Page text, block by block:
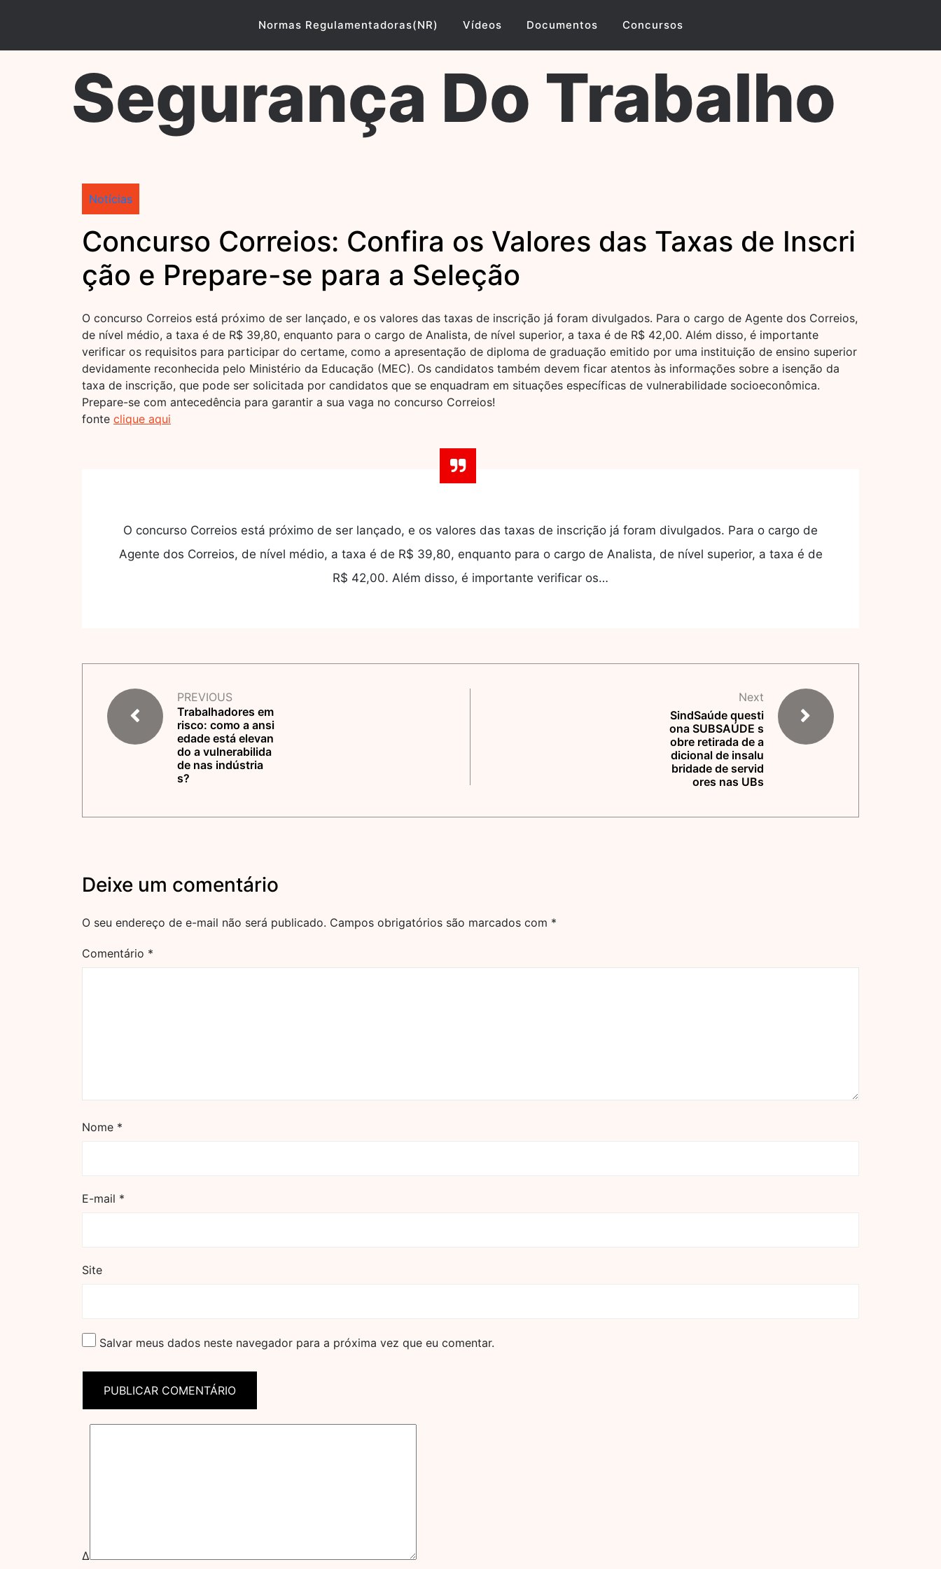
Normas Regulamentadoras(NR) Vídeos Documentos Concursos
Segurança Do Trabalho
Notícias
Concurso Correios: Confira os Valores das Taxas de Inscri
ção e Prepare-se para a Seleção
O concurso Correios está próximo de ser lançado, e os valores das taxas de inscrição já foram divulgados. Para o cargo de Agente dos Correios,
de nível médio, a taxa é de R$ 39,80, enquanto para o cargo de Analista, de nível superior, a taxa é de R$ 42,00. Além disso, é importante
verificar os requisitos para participar do certame, como a apresentação de diploma de graduação emitido por uma instituição de ensino superior
devidamente reconhecida pelo Ministério da Educação (MEC). Os candidatos também devem ficar atentos às informações sobre a isenção da
taxa de inscrição, que pode ser solicitada por candidatos que se enquadram em situações específicas de vulnerabilidade socioeconômica.
Prepare-se com antecedência para garantir a sua vaga no concurso Correios!
fonte clique aqui
O concurso Correios está próximo de ser lançado, e os valores das taxas de inscrição já foram divulgados. Para o cargo de
Agente dos Correios, de nível médio, a taxa é de R$ 39,80, enquanto para o cargo de Analista, de nível superior, a taxa é de
R$ 42,00. Além disso, é importante verificar os…
PREVIOUS
Trabalhadores em
risco: como a ansi
edade está elevan
do a vulnerabilida
de nas indústria
s?
Next
SindSaúde questi
ona SUBSAÚDE s
obre retirada de a
dicional de insalu
bridade de servid
ores nas UBs
Deixe um comentário
O seu endereço de e-mail não será publicado. Campos obrigatórios são marcados com *
Comentário *
Nome *
E-mail *
Site
Salvar meus dados neste navegador para a próxima vez que eu comentar.
Δ